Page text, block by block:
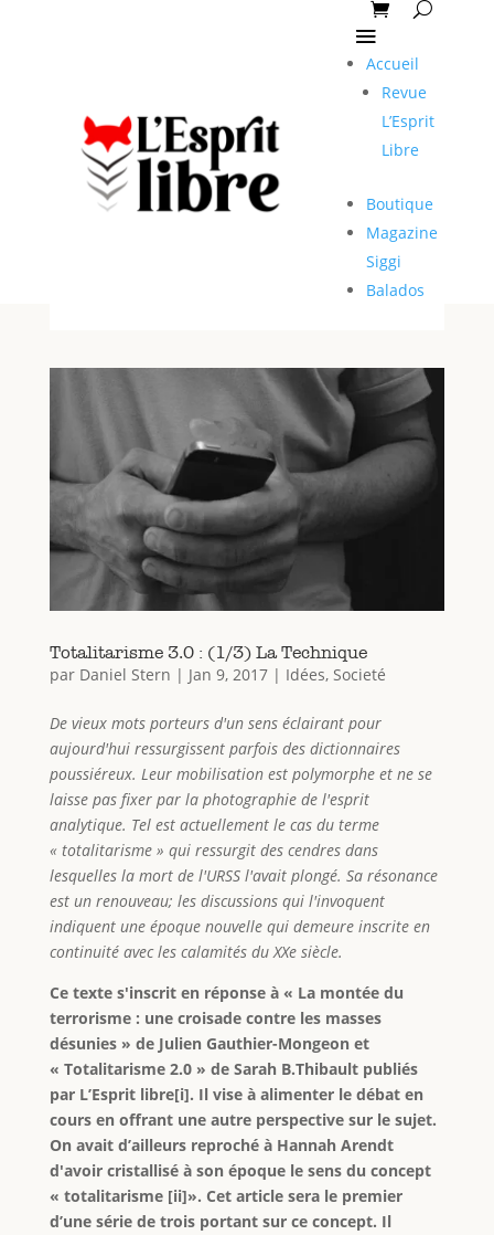
Accueil
Revue
L’Esprit
Libre
Boutique
Magazine
Siggi
Balados
Totalitarisme 3.0 : (1/3) La Technique
par Daniel Stern | Jan 9, 2017| Idées, Societé
De vieux mots porteurs d'un sens éclairant pour
aujourd'hui ressurgissent parfois des dictionnaires
poussiéreux. Leur mobilisation est polymorphe et ne se
laisse pas fixer par la photographie de l'esprit
analytique. Tel est actuellement le cas du terme
« totalitarisme » qui ressurgit des cendres dans
lesquelles la mort de l'URSS l'avait plongé. Sa résonance
est un renouveau; les discussions qui l'invoquent
indiquent une époque nouvelle qui demeure inscrite en
continuité avec les calamités du XXe siècle.
Ce texte s'inscrit en réponse à « La montée du
terrorisme : une croisade contre les masses
désunies » de Julien Gauthier-Mongeon et
« Totalitarisme 2.0 » de Sarah B.Thibault publiés
par L’Esprit libre[i]. Il vise à alimenter le débat en
cours en offrant une autre perspective sur le sujet.
On avait d’ailleurs reproché à Hannah Arendt
d'avoir cristallisé à son époque le sens du concept
« totalitarisme [ii]». Cet article sera le premier
d’une série de trois portant sur ce concept. Il